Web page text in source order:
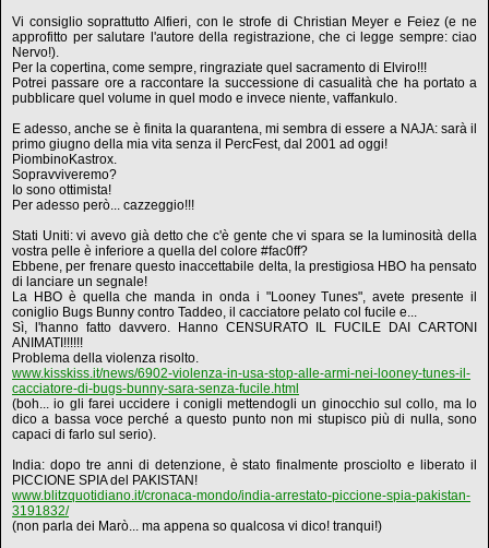
Vi consiglio soprattutto Alfieri, con le strofe di Christian Meyer e Feiez (e ne
approfitto per salutare l'autore della registrazione, che ci legge sempre: ciao
Nervo!).
Per la copertina, come sempre, ringraziate quel sacramento di Elviro!!!
Potrei passare ore a raccontare la successione di casualità che ha portato a
pubblicare quel volume in quel modo e invece niente, vaffankulo.
E adesso, anche se è finita la quarantena, mi sembra di essere a NAJA: sarà il
primo giugno della mia vita senza il PercFest, dal 2001 ad oggi!
PiombinoKastrox.
Sopravviveremo?
Io sono ottimista!
Per adesso però... cazzeggio!!!
Stati Uniti: vi avevo già detto che c'è gente che vi spara se la luminosità della
vostra pelle è inferiore a quella del colore #fac0ff?
Ebbene, per frenare questo inaccettabile delta, la prestigiosa HBO ha pensato
di lanciare un segnale!
La HBO è quella che manda in onda i "Looney Tunes", avete presente il
coniglio Bugs Bunny contro Taddeo, il cacciatore pelato col fucile e...
Sì, l'hanno fatto davvero. Hanno CENSURATO IL FUCILE DAI CARTONI
ANIMATI!!!!!!
Problema della violenza risolto.
www.kisskiss.it/news/6902-violenza-in-usa-stop-alle-armi-nei-looney-tunes-il-
cacciatore-di-bugs-bunny-sara-senza-fucile.html
(boh... io gli farei uccidere i conigli mettendogli un ginocchio sul collo, ma lo
dico a bassa voce perché a questo punto non mi stupisco più di nulla, sono
capaci di farlo sul serio).
India: dopo tre anni di detenzione, è stato finalmente prosciolto e liberato il
PICCIONE SPIA del PAKISTAN!
www.blitzquotidiano.it/cronaca-mondo/india-arrestato-piccione-spia-pakistan-
3191832/
(non parla dei Marò... ma appena so qualcosa vi dico! tranqui!)